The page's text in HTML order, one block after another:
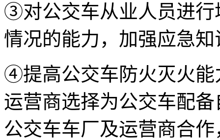
③对公交车从业人员进行
情况的能力，加强应急
④提高公交车防火灭火能
运营商选择为公交车配
公交车车厂及运营商合